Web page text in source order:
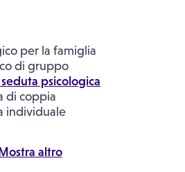
per la famiglia
di gruppo
psicologica
di coppia
individuale
Mostra altro